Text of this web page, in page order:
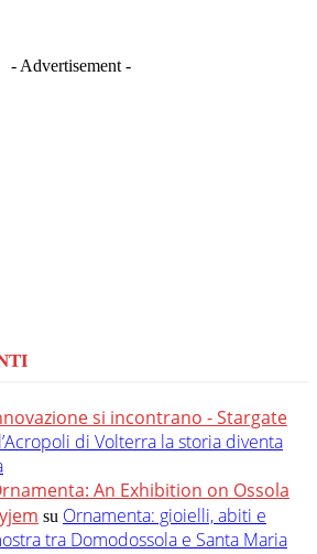
- Advertisement -
si incontrano - Stargate
di Volterra la storia diventa
An Exhibition on Ossola
su Ornamenta: gioielli, abiti e
tra Domodossola e Santa Maria